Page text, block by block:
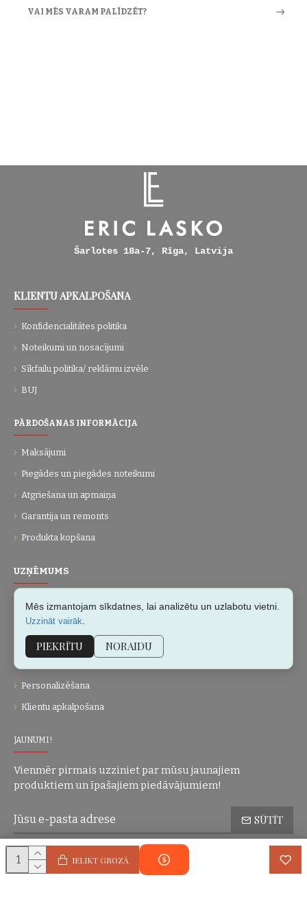
IELIKT GROZĀ
VAI MĒS VARAM PALĪDZĒT?
Šarlotes 18a-7, Rīga, Latvija
KLIENTU APKALPOŠANA
Konfidencialitātes politika
Noteikumi un nosacījumi
Sīkfailu politika/ reklāmu izvēle
BUJ
PĀRDOŠANAS INFORMĀCIJA
Maksājumi
Piegādes un piegādes noteikumi
Atgriešana un apmaiņa
Garantija un remonts
Produkta kopšana
UZŅĒMUMS
Kontakti
Vietnes karte
Personalizēšana
Klientu apkalpošana
JAUNUMI!
Vienmēr pirmais uzziniet par mūsu jaunajiem
produktiem un īpašajiem piedāvājumiem!
SŪTĪT
Esmu iepazinies(-usies) ar sadaļu Konfidencialitātes politika
piekrītu visiem minētajiem noteikumiem
Mēs izmantojam sīkdatnes, lai analizētu un uzlabotu vietni.
Uzzināt vairāk
PIEKRĪTU NORAIDU